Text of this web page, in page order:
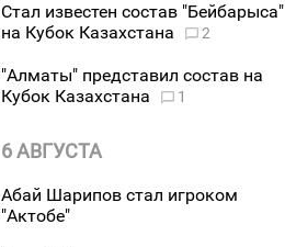
Стал известен состав "Бейбарыса"
на Кубок Казахстана
2
"Алматы" представил состав на
Кубок Казахстана
1
6 АВГУСТА
Абай Шарипов стал игроком
"Актобе"